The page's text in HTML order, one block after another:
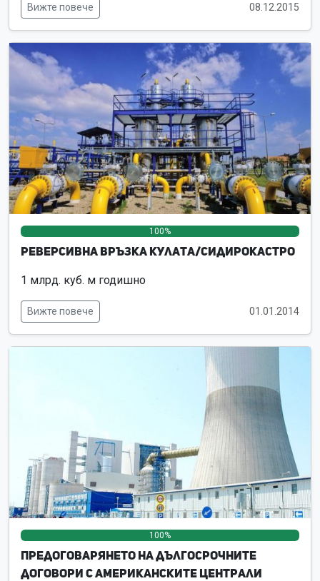
Вижте повече 08.12.2015
100%
Реверсивна връзка Кулата/Сидирокастро
1 млрд. куб. м годишно
Вижте повече 01.01.2014
100%
Предоговарянето на дългосрочните
договори с американските централи